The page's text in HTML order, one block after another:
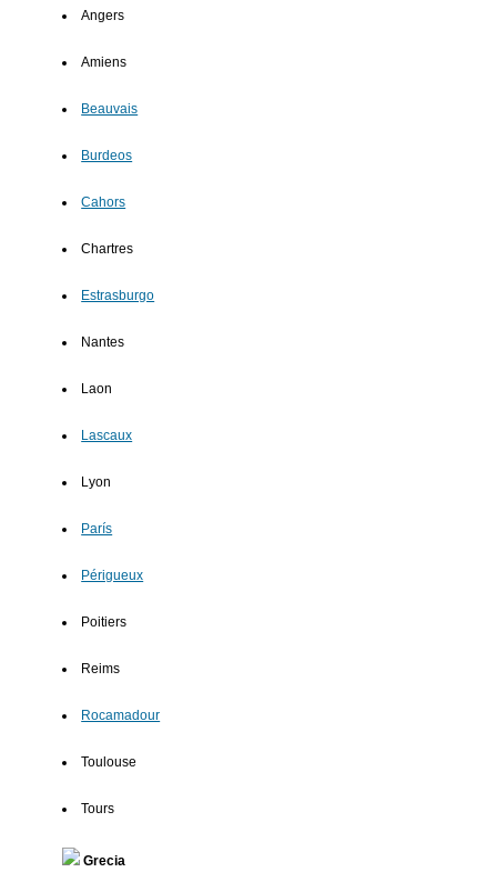
Angers
Amiens
Beauvais
Burdeos
Cahors
Chartres
Estrasburgo
Nantes
Laon
Lascaux
Lyon
París
Périgueux
Poitiers
Reims
Rocamadour
Toulouse
Tours
Grecia